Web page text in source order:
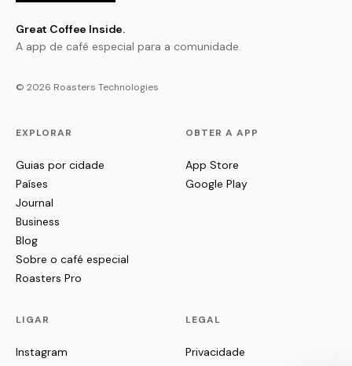
Great Coffee Inside.
A app de café especial para a comunidade.
© 2026 Roasters Technologies
EXPLORAR
Guias por cidade
Países
Journal
Business
Blog
Sobre o café especial
Roasters Pro
OBTER A APP
App Store
Google Play
LIGAR
Instagram
LEGAL
Privacidade